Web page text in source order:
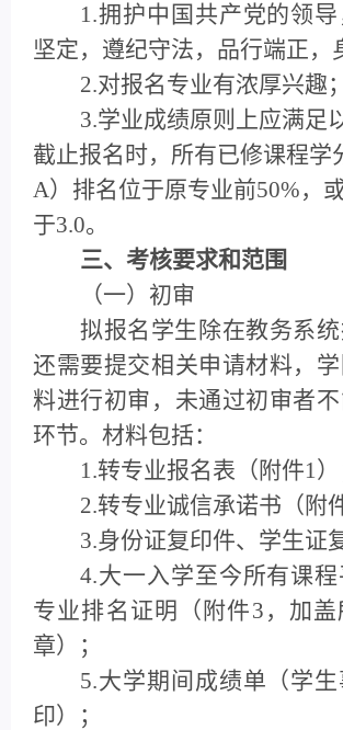
1.拥护中国共产党的领
坚定，遵纪守法，品行端正，
2.对报名专业有浓厚兴趣；
3.学业成绩原则上应满足
截止报名时，所有已修课程学
A）排名位于原专业前50%，
于3.0。
三、考核要求和范围
（一）初审
拟报名学生除在教务系统
还需要提交相关申请材料，
料进行初审，未通过初审者
环节。材料包括：
1.转专业报名表（附件1）
2.转专业诚信承诺书（附
3.身份证复印件、学生证
4.大一入学至今所有课
专业排名证明（附件3，加
章）；
5.大学期间成绩单（学
印）；